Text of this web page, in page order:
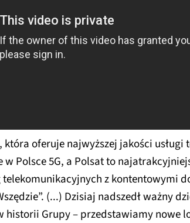
która oferuje najwyższej jakości usługi
w Polsce 5G, a Polsat to
telekomunikacyjnych z kontentowymi
(...) Dzisiaj nadszedł ważny
historii Grupy – przedstawiamy nowe